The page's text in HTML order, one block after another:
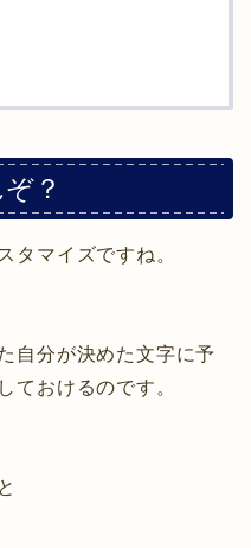
？
タマイズですね。
自分が決めた文字に予
ておけるのです。